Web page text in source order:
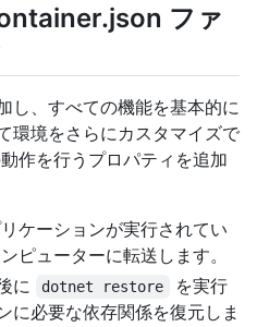
ファ
し、すべての機能を基本的に
環境をさらにカスタマイズで
作を行うプロパティを追加
ケーションが実行されてい
ピューターに転送します。
に
dotnet restore
を実行
に必要な依存関係を復元しま